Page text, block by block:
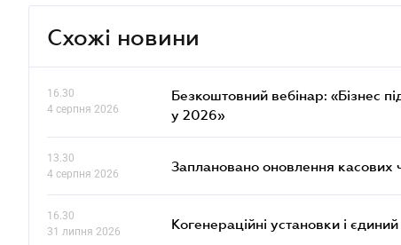
Схожі новини
16.30
4 серпня 2026
Безкоштовний вебінар: «Бізнес
у 2026»
13.30
4 серпня 2026
Заплановано оновлення касових
16.30
31 липня 2026
Когенераційні установки і